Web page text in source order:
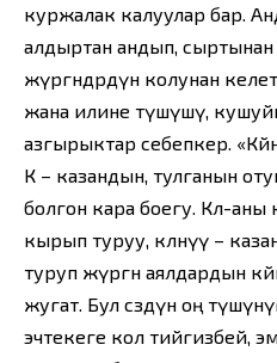
куржалак калуулар бар.
алдыртан андып, сыртынан
жүргөндөрдүн колунан
жана илине түшүшү,
азгырыктар себепкер.
Көө – казандын, тулганын
болгон кара боегу. Көөлөө-
кырып туруу, көөлөнүү –
туруп жүргөн аялдардын
жугат. Бул сөздүн оң
эчтекеге кол тийгизбей,